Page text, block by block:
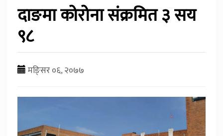
दाङमा कोरोना संक्रमित ३ सय
९८
मङि्सर ०६, २०७७